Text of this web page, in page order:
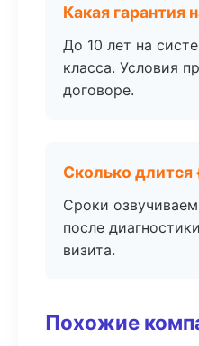
Какая гарантия
До 10 лет на
класса. Условия
договоре.
Сколько
Сроки
после
визита.
Похожие